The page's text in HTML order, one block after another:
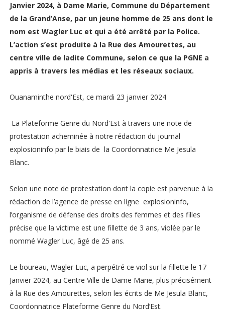
Janvier 2024, à Dame Marie, Commune du Département
de la Grand’Anse, par un jeune homme de 25 ans dont le
nom est Wagler Luc et qui a été arrêté par la Police.
L’action s’est produite à la Rue des Amourettes, au
centre ville de ladite Commune, selon ce que la PGNE a
appris à travers les médias et les réseaux sociaux.
Ouanaminthe nord'Est, ce mardi 23 janvier 2024
La Plateforme Genre du Nord'Est à travers une note de
protestation acheminée à notre rédaction du journal
explosioninfo par le biais de la Coordonnatrice Me Jesula
Blanc.
Selon une note de protestation dont la copie est parvenue à la
rédaction de l’agence de presse en ligne explosioninfo,
l’organisme de défense des droits des femmes et des filles
précise que la victime est une fillette de 3 ans, violée par le
nommé Wagler Luc, âgé de 25 ans.
Le boureau, Wagler Luc, a perpétré ce viol sur la fillette le 17
Janvier 2024, au Centre Ville de Dame Marie, plus précisément
à la Rue des Amourettes, selon les écrits de Me Jesula Blanc,
Coordonnatrice Plateforme Genre du Nord’Est.